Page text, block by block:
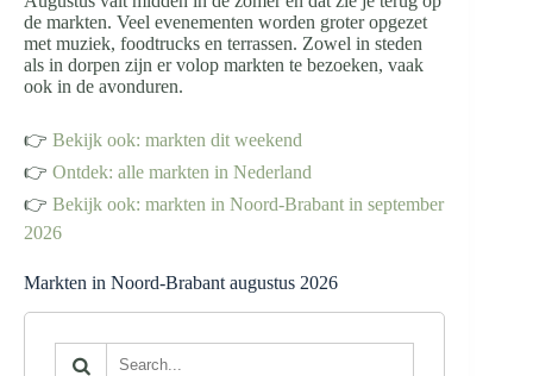
de markten. Veel evenementen worden groter opgezet
met muziek, foodtrucks en terrassen. Zowel in steden
als in dorpen zijn er volop markten te bezoeken, vaak
ook in de avonduren.
👉 Bekijk ook: markten dit weekend
👉 Ontdek: alle markten in Nederland
👉 Bekijk ook: markten in Noord-Brabant in september
2026
Markten in Noord-Brabant augustus 2026